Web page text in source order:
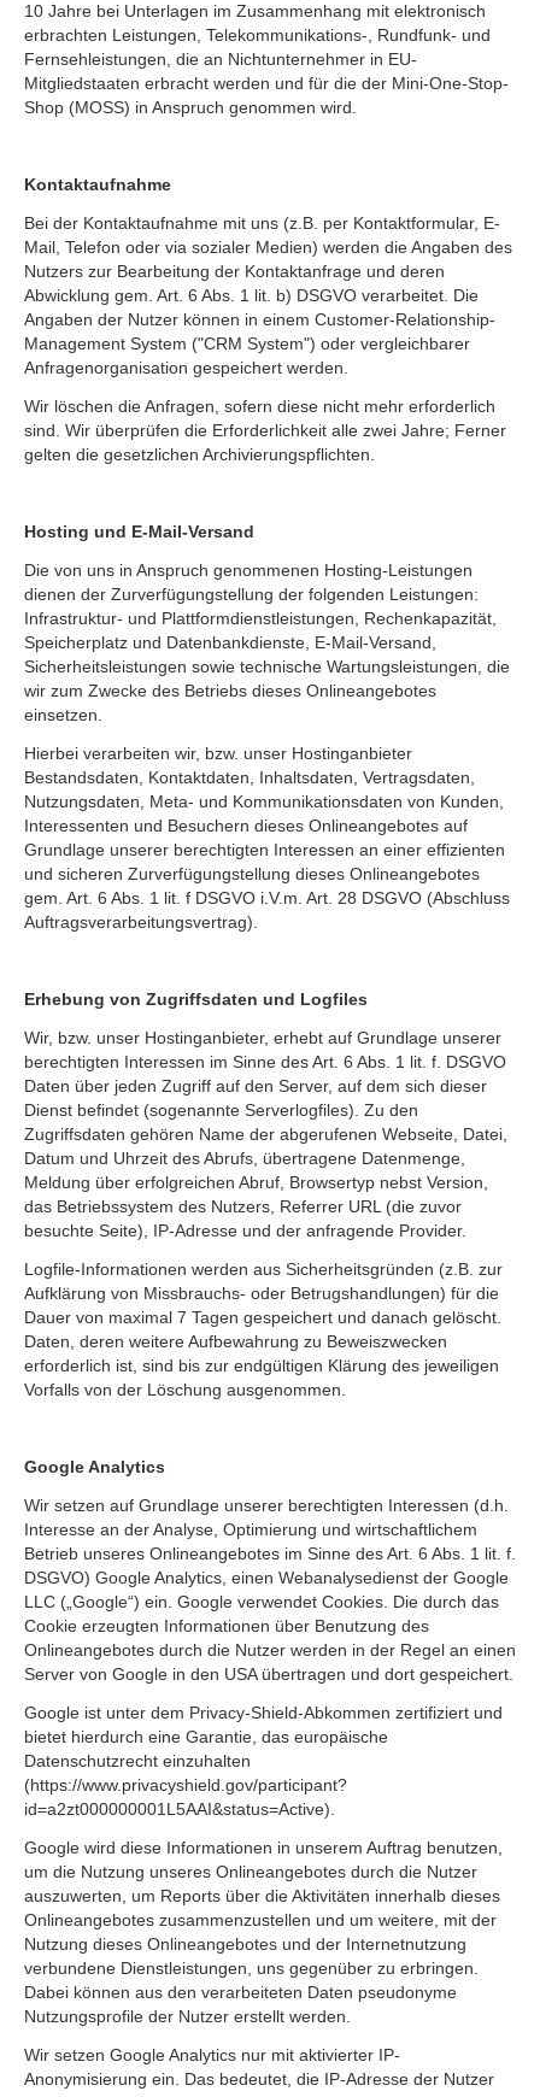
10 Jahre bei Unterlagen im Zusammenhang mit elektronisch
erbrachten Leistungen, Telekommunikations-, Rundfunk- und
Fernsehleistungen, die an Nichtunternehmer in EU-
Mitgliedstaaten erbracht werden und für die der Mini-One-Stop-
Shop (MOSS) in Anspruch genommen wird.
Kontaktaufnahme
Bei der Kontaktaufnahme mit uns (z.B. per Kontaktformular, E-
Mail, Telefon oder via sozialer Medien) werden die Angaben des
Nutzers zur Bearbeitung der Kontaktanfrage und deren
Abwicklung gem. Art. 6 Abs. 1 lit. b) DSGVO verarbeitet. Die
Angaben der Nutzer können in einem Customer-Relationship-
Management System ("CRM System") oder vergleichbarer
Anfragenorganisation gespeichert werden.
Wir löschen die Anfragen, sofern diese nicht mehr erforderlich
sind. Wir überprüfen die Erforderlichkeit alle zwei Jahre; Ferner
gelten die gesetzlichen Archivierungspflichten.
Hosting und E-Mail-Versand
Die von uns in Anspruch genommenen Hosting-Leistungen
dienen der Zurverfügungstellung der folgenden Leistungen:
Infrastruktur- und Plattformdienstleistungen, Rechenkapazität,
Speicherplatz und Datenbankdienste, E-Mail-Versand,
Sicherheitsleistungen sowie technische Wartungsleistungen, die
wir zum Zwecke des Betriebs dieses Onlineangebotes
einsetzen.
Hierbei verarbeiten wir, bzw. unser Hostinganbieter
Bestandsdaten, Kontaktdaten, Inhaltsdaten, Vertragsdaten,
Nutzungsdaten, Meta- und Kommunikationsdaten von Kunden,
Interessenten und Besuchern dieses Onlineangebotes auf
Grundlage unserer berechtigten Interessen an einer effizienten
und sicheren Zurverfügungstellung dieses Onlineangebotes
gem. Art. 6 Abs. 1 lit. f DSGVO i.V.m. Art. 28 DSGVO (Abschluss
Auftragsverarbeitungsvertrag).
Erhebung von Zugriffsdaten und Logfiles
Wir, bzw. unser Hostinganbieter, erhebt auf Grundlage unserer
berechtigten Interessen im Sinne des Art. 6 Abs. 1 lit. f. DSGVO
Daten über jeden Zugriff auf den Server, auf dem sich dieser
Dienst befindet (sogenannte Serverlogfiles). Zu den
Zugriffsdaten gehören Name der abgerufenen Webseite, Datei,
Datum und Uhrzeit des Abrufs, übertragene Datenmenge,
Meldung über erfolgreichen Abruf, Browsertyp nebst Version,
das Betriebssystem des Nutzers, Referrer URL (die zuvor
besuchte Seite), IP-Adresse und der anfragende Provider.
Logfile-Informationen werden aus Sicherheitsgründen (z.B. zur
Aufklärung von Missbrauchs- oder Betrugshandlungen) für die
Dauer von maximal 7 Tagen gespeichert und danach gelöscht.
Daten, deren weitere Aufbewahrung zu Beweiszwecken
erforderlich ist, sind bis zur endgültigen Klärung des jeweiligen
Vorfalls von der Löschung ausgenommen.
Google Analytics
Wir setzen auf Grundlage unserer berechtigten Interessen (d.h.
Interesse an der Analyse, Optimierung und wirtschaftlichem
Betrieb unseres Onlineangebotes im Sinne des Art. 6 Abs. 1 lit. f.
DSGVO) Google Analytics, einen Webanalysedienst der Google
LLC („Google“) ein. Google verwendet Cookies. Die durch das
Cookie erzeugten Informationen über Benutzung des
Onlineangebotes durch die Nutzer werden in der Regel an einen
Server von Google in den USA übertragen und dort gespeichert.
Google ist unter dem Privacy-Shield-Abkommen zertifiziert und
bietet hierdurch eine Garantie, das europäische
Datenschutzrecht einzuhalten
(https://www.privacyshield.gov/participant?
id=a2zt000000001L5AAI&status=Active).
Google wird diese Informationen in unserem Auftrag benutzen,
um die Nutzung unseres Onlineangebotes durch die Nutzer
auszuwerten, um Reports über die Aktivitäten innerhalb dieses
Onlineangebotes zusammenzustellen und um weitere, mit der
Nutzung dieses Onlineangebotes und der Internetnutzung
verbundene Dienstleistungen, uns gegenüber zu erbringen.
Dabei können aus den verarbeiteten Daten pseudonyme
Nutzungsprofile der Nutzer erstellt werden.
Wir setzen Google Analytics nur mit aktivierter IP-
Anonymisierung ein. Das bedeutet, die IP-Adresse der Nutzer